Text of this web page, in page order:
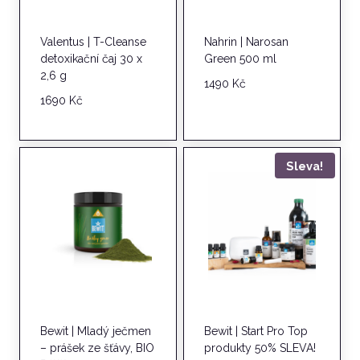
Valentus | T-Cleanse
detoxikační čaj 30 x
2,6 g
1690 Kč
Nahrin | Narosan
Green 500 ml
1490 Kč
Bewit | Mladý ječmen
– prášek ze šťávy, BIO
Sleva!
Bewit | Start Pro Top
produkty 50% SLEVA!